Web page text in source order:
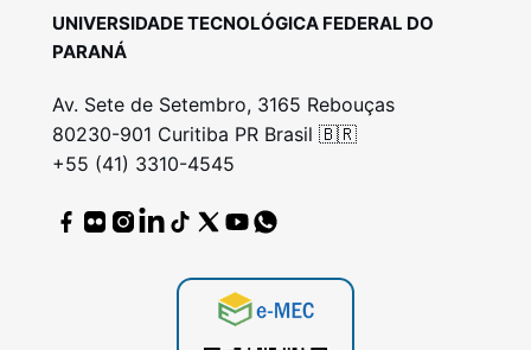
UNIVERSIDADE TECNOLÓGICA FEDERAL DO
PARANÁ
Av. Sete de Setembro, 3165 Rebouças
80230-901 Curitiba PR Brasil 🇧🇷
+55 (41) 3310-4545